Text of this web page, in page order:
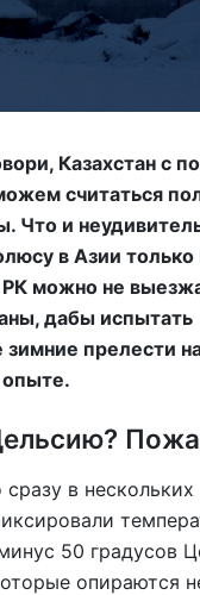
Казахстан с
считаться
Что и
в Азии только
можно не
дабы испытать
прелести
в нескольких
50 градусов
опираются